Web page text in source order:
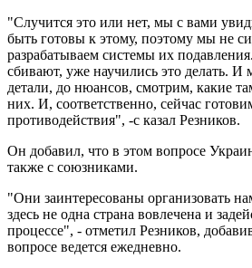
"Случится это или нет, мы с вами
быть готовы к этому, поэтому мы не
разрабатываем системы их
сбивают, уже научились это делать. И
детали, до нюансов, смотрим, какие
них. И, соответственно, сейчас
противодействия", -с казал Резников.
Он добавил, что в этом вопросе
также с союзниками.
"Они заинтересованы организовать
здесь не одна страна вовлечена и
процессе", - отметил Резников,
вопросе ведется ежедневно.